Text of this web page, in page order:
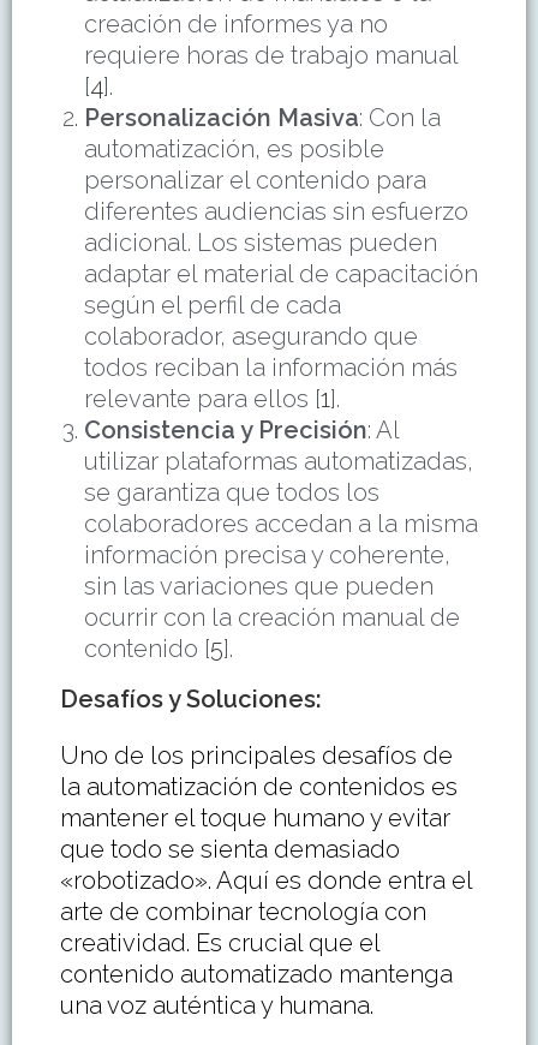
creación de informes ya no
requiere horas de trabajo manual
[4].
Personalización Masiva: Con la
automatización, es posible
personalizar el contenido para
diferentes audiencias sin esfuerzo
adicional. Los sistemas pueden
adaptar el material de capacitación
según el perfil de cada
colaborador, asegurando que
todos reciban la información más
relevante para ellos [1].
Consistencia y Precisión: Al
utilizar plataformas automatizadas,
se garantiza que todos los
colaboradores accedan a la misma
información precisa y coherente,
sin las variaciones que pueden
ocurrir con la creación manual de
contenido [5].
Desafíos y Soluciones:
Uno de los principales desafíos de
la automatización de contenidos es
mantener el toque humano y evitar
que todo se sienta demasiado
«robotizado». Aquí es donde entra el
arte de combinar tecnología con
creatividad. Es crucial que el
contenido automatizado mantenga
una voz auténtica y humana.